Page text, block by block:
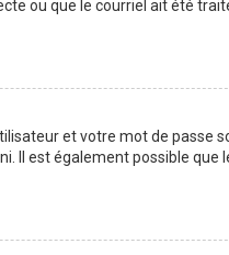
ou que le courriel ait été
et votre mot de passe
Il est également possible que